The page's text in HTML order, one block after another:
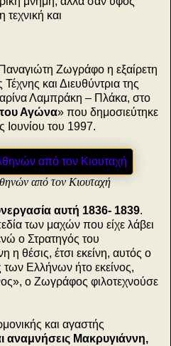
και
Ζωγράφο η εξαίρετη
και Διευθύντρια της
Λαμπράκη – Πλάκα, στο
του Αγώνα» που δημοσιεύτηκε
του 1997.
από τον Κιουταχή
αυτή 1836- 1839.
των μαχών που είχε λάβει
ο Στρατηγός του
η θέσις, έτσι εκείνη, αυτός ο
των Ελλήνων ήτο εκείνος,
ο Ζωγράφος φιλοτεχνούσε
και αγαστής
αναμνήσεις Μακρυγιάννη,